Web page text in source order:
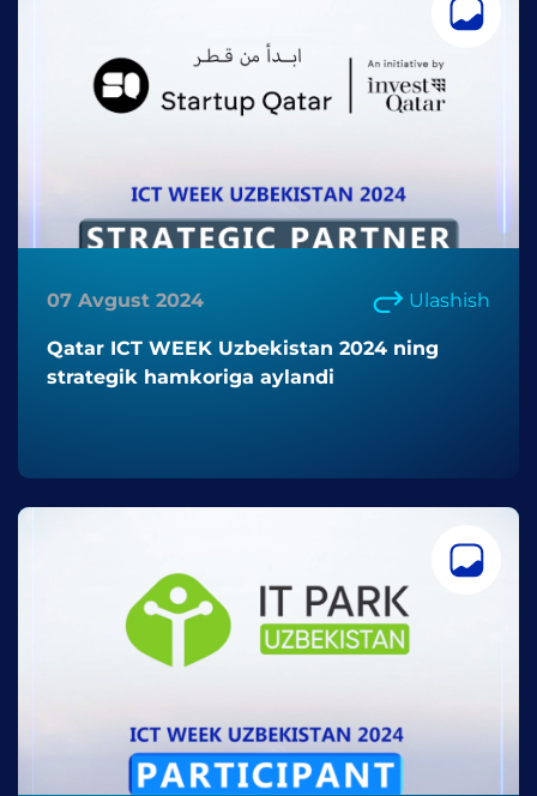
07 Avgust 2024 Ulashish
Qatar ICT WEEK Uzbekistan 2024 ning
strategik hamkoriga aylandi